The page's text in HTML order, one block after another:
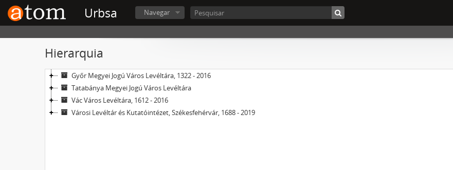
Urbsa Navegar
Hierarquia
Győr Megyei Jogú Város Levéltára, 1322 - 2016
Tatabánya Megyei Jogú Város Levéltára
Vác Város Levéltára, 1612 - 2016
Városi Levéltár és Kutatóintézet, Székesfehérvár, 1688 - 2019